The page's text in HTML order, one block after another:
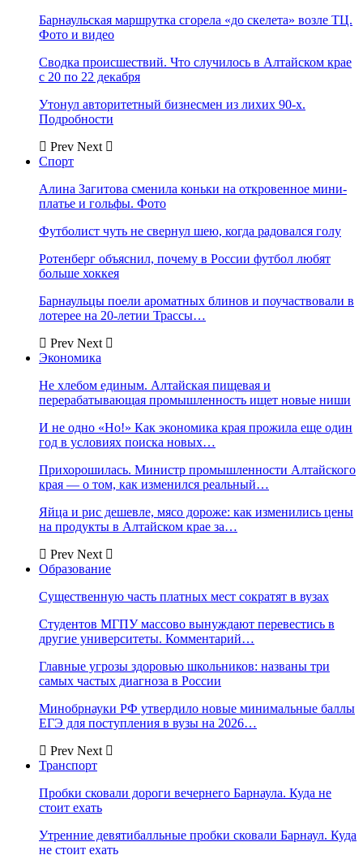
Барнаульская маршрутка сгорела «до скелета» возле ТЦ.
Фото и видео
Сводка происшествий. Что случилось в Алтайском крае
с 20 по 22 декабря
Утонул авторитетный бизнесмен из лихих 90-х.
Подробности
Prev Next
Спорт
Алина Загитова сменила коньки на откровенное мини-
платье и гольфы. Фото
Футболист чуть не свернул шею, когда радовался голу
Ротенберг объяснил, почему в России футбол любят
больше хоккея
Барнаульцы поели ароматных блинов и поучаствовали в
лотерее на 20-летии Трассы…
Prev Next
Экономика
Не хлебом единым. Алтайская пищевая и
перерабатывающая промышленность ищет новые ниши
И не одно «Но!» Как экономика края прожила еще один
год в условиях поиска новых…
Прихорошилась. Министр промышленности Алтайского
края — о том, как изменился реальный…
Яйца и рис дешевле, мясо дороже: как изменились цены
на продукты в Алтайском крае за…
Prev Next
Образование
Существенную часть платных мест сократят в вузах
Студентов МГПУ массово вынуждают перевестись в
другие университеты. Комментарий…
Главные угрозы здоровью школьников: названы три
самых частых диагноза в России
Минобрнауки РФ утвердило новые минимальные баллы
ЕГЭ для поступления в вузы на 2026…
Prev Next
Транспорт
Пробки сковали дороги вечернего Барнаула. Куда не
стоит ехать
Утренние девятибалльные пробки сковали Барнаул. Куда
не стоит ехать